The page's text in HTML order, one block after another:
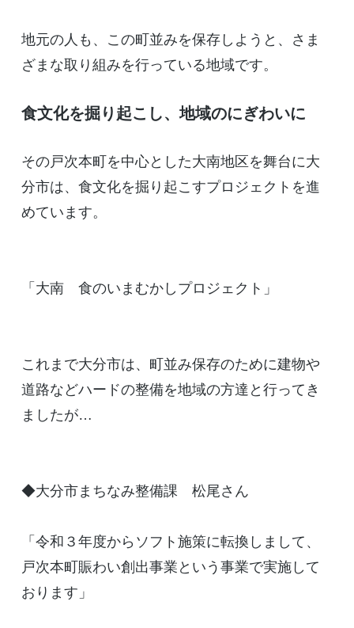
地元の人も、この町並みを保存しようと、さま
ざまな取り組みを行っている地域です。
食文化を掘り起こし、地域のにぎわいに
その戸次本町を中心とした大南地区を舞台に大
分市は、食文化を掘り起こすプロジェクトを進
めています。
「大南 食のいまむかしプロジェクト」
これまで大分市は、町並み保存のために建物や
道路などハードの整備を地域の方達と行ってき
ましたが…
◆大分市まちなみ整備課 松尾さん
「令和３年度からソフト施策に転換しまして、
戸次本町賑わい創出事業という事業で実施して
おります」